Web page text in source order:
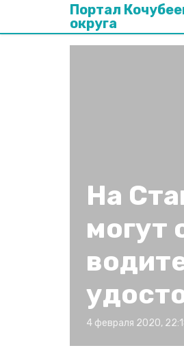
Портал
округа
На
могут
4 февраля 2020,